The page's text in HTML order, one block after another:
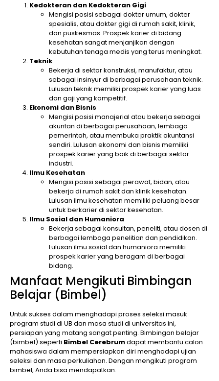
Kedokteran dan Kedokteran Gigi
Mengisi posisi sebagai dokter umum, dokter
spesialis, atau dokter gigi di rumah sakit, klinik,
dan puskesmas. Prospek karier di bidang
kesehatan sangat menjanjikan dengan
kebutuhan tenaga medis yang terus meningkat.
Teknik
Bekerja di sektor konstruksi, manufaktur, atau
sebagai insinyur di berbagai perusahaan teknik.
Lulusan teknik memiliki prospek karier yang luas
dan gaji yang kompetitif.
Ekonomi dan Bisnis
Mengisi posisi manajerial atau bekerja sebagai
akuntan di berbagai perusahaan, lembaga
pemerintah, atau membuka praktik akuntansi
sendiri. Lulusan ekonomi dan bisnis memiliki
prospek karier yang baik di berbagai sektor
industri.
Ilmu Kesehatan
Mengisi posisi sebagai perawat, bidan, atau
bekerja di rumah sakit dan klinik kesehatan.
Lulusan ilmu kesehatan memiliki peluang besar
untuk berkarier di sektor kesehatan.
Ilmu Sosial dan Humaniora
Bekerja sebagai konsultan, peneliti, atau dosen di
berbagai lembaga penelitian dan pendidikan.
Lulusan ilmu sosial dan humaniora memiliki
prospek karier yang beragam di berbagai
bidang.
Manfaat Mengikuti Bimbingan
Belajar (Bimbel)
Untuk sukses dalam menghadapi proses seleksi masuk
program studi di UB dan masa studi di universitas ini,
persiapan yang matang sangat penting. Bimbingan belajar
(bimbel) seperti Bimbel Cerebrumdapat membantu calon
mahasiswa dalam mempersiapkan diri menghadapi ujian
seleksi dan masa perkuliahan. Dengan mengikuti program
bimbel, Anda bisa mendapatkan: